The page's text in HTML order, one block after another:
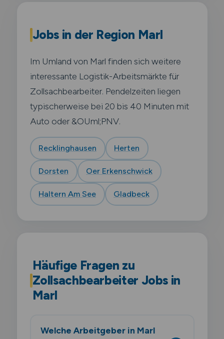
Jobs in der Region Marl
Im Umland von Marl finden sich weitere
interessante Logistik-Arbeitsmärkte für
Zollsachbearbeiter. Pendelzeiten liegen
typischerweise bei 20 bis 40 Minuten mit
Auto oder &OUml;PNV.
Recklinghausen Herten
Dorsten Oer Erkenschwick
Haltern Am See Gladbeck
Häufige Fragen zu
Zollsachbearbeiter Jobs in
Marl
Welche Arbeitgeber in Marl